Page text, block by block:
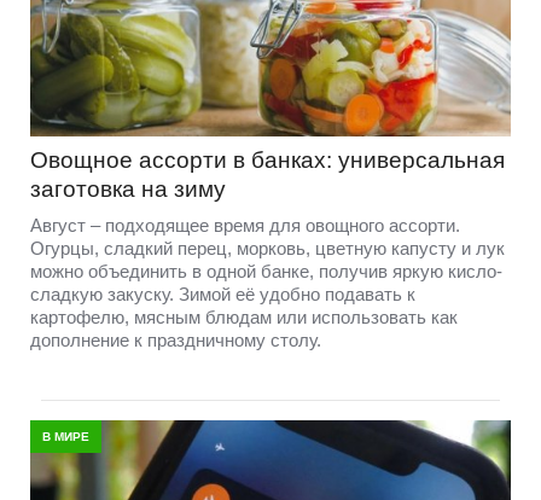
Овощное ассорти в банках: универсальная
заготовка на зиму
Август – подходящее время для овощного ассорти.
Огурцы, сладкий перец, морковь, цветную капусту и лук
можно объединить в одной банке, получив яркую кисло-
сладкую закуску. Зимой её удобно подавать к
картофелю, мясным блюдам или использовать как
дополнение к праздничному столу.
В МИРЕ